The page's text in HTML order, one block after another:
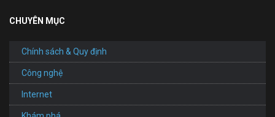
CHUYÊN MỤC
Chính sách & Quy định
Công nghệ
Internet